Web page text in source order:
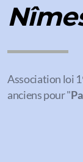
Association loi
anciens pour "